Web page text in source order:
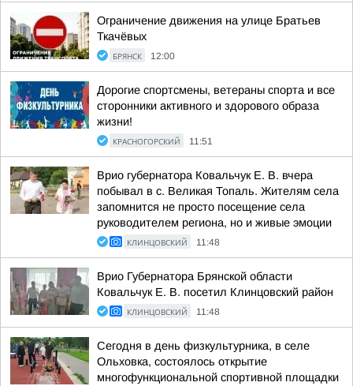
Ограничение движения на улице Братьев
Ткачёвых
БРЯНСК 12:00
Дорогие спортсмены, ветераны спорта и все
сторонники активного и здорового образа
жизни!
КРАСНОГОРСКИЙ 11:51
Врио губернатора Ковальчук Е. В. вчера
побывал в с. Великая Топаль. Жителям села
запомнится не просто посещение села
руководителем региона, но и живые эмоции
КЛИНЦОВСКИЙ 11:48
Врио Губернатора Брянской области
Ковальчук Е. В. посетил Клинцовский район
КЛИНЦОВСКИЙ 11:48
Сегодня в день физкультурника, в селе
Ольховка, состоялось открытие
многофункциональной спортивной площадки